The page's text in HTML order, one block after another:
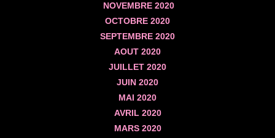
NOVEMBRE2020
OCTOBRE 2020
SEPTEMBRE 2020
AOUT 2020
JUILLET 2020
JUIN 2020
MAI 2020
AVRIL2020
MARS2020